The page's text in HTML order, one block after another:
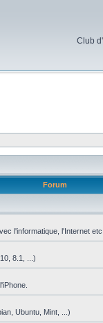
Club
Forum
l'informatique, l'Internet
8.1, ...)
Ubuntu, Mint, ...)